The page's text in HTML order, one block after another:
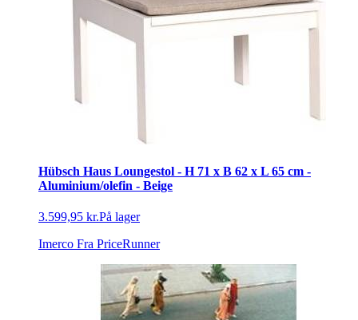
Hübsch Haus Loungestol - H 71 x B 62 x L 65 cm -
Aluminium/olefin - Beige
3.599,95 kr.På lager
Imerco Fra PriceRunner